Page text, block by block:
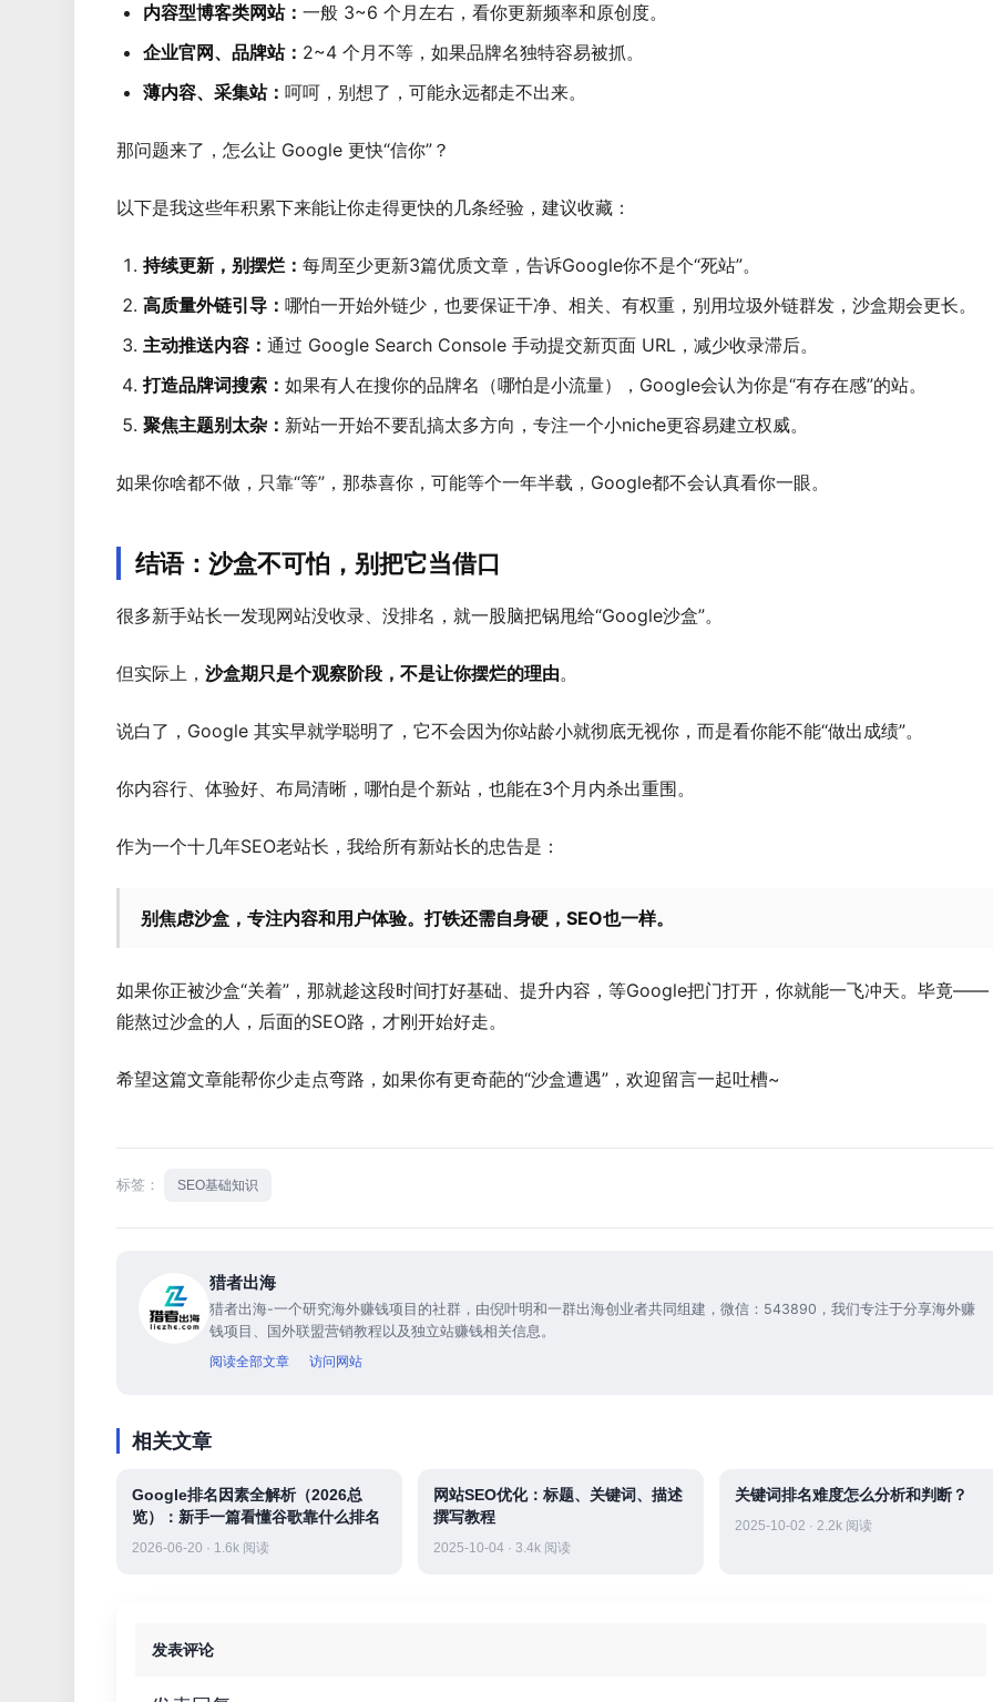
内容型博客类网站：一般 3~6 个月左右，看你更新频率和原创度。
企业官网、品牌站： 2~4 个月不等，如果品牌名独特容易被抓。
薄内容、采集站：呵呵，别想了，可能永远都走不出来。
那问题来了，怎么让 Google 更快“信你”？
以下是我这些年积累下来能让你走得更快的几条经验，建议收藏：
持续更新，别摆烂：每周至少更新3篇优质文章，告诉Google你不是个“死站”。
高质量外链引导：哪怕一开始外链少，也要保证干净、相关、有权重，别用垃圾外链群发，沙盒期会更长。
主动推送内容：通过 Google Search Console 手动提交新页面 URL，减少收录滞后。
打造品牌词搜索：如果有人在搜你的品牌名（哪怕是小流量），Google会认为你是“有存在感”的站。
聚焦主题别太杂： 新站一开始不要乱搞太多方向，专注一个小niche更容易建立权威。
如果你啥都不做，只靠“等”，那恭喜你，可能等个一年半载，Google都不会认真看你一眼。
结语：沙盒不可怕，别把它当借口
很多新手站长一发现网站没收录、没排名，就一股脑把锅甩给“Google沙盒”。
但实际上，沙盒期只是个观察阶段，不是让你摆烂的理由。
说白了，Google 其实早就学聪明了，它不会因为你站龄小就彻底无视你，而是看你能不能“做出成绩”。
你内容行、体验好、布局清晰，哪怕是个新站，也能在3个月内杀出重围。
作为一个十几年SEO老站长，我给所有新站长的忠告是：
别焦虑沙盒，专注内容和用户体验。打铁还需自身硬，SEO也一样。
如果你正被沙盒“关着”，那就趁这段时间打好基础、提升内容，等Google把门打开，你就能一飞冲天。毕竟——
能熬过沙盒的人，后面的SEO路，才刚开始好走。
希望这篇文章能帮你少走点弯路，如果你有更奇葩的“沙盒遭遇”，欢迎留言一起吐槽~
标签： SEO基础知识
猎者出海
猎者出海-一个研究海外赚钱项目的社群，由倪叶明和一群出海创业者共同组建，微信：543890，我们专注于分享海外赚
钱项目、国外联盟营销教程以及独立站赚钱相关信息。
阅读全部文章 访问网站
相关文章
Google排名因素全解析（2026总
览）：新手一篇看懂谷歌靠什么排名
2026-06-20 · 1.6k 阅读
网站SEO优化：标题、关键词、描述
撰写教程
2025-10-04 · 3.4k 阅读
关键词排名难度怎么分析和判断？
2025-10-02 · 2.2k 阅读
发表评论